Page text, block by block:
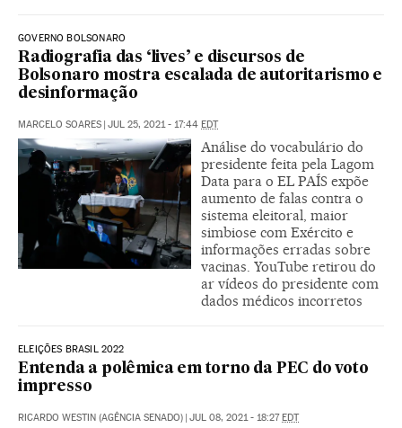
GOVERNO BOLSONARO
Radiografia das ‘lives’ e discursos de
Bolsonaro mostra escalada de autoritarismo e
desinformação
MARCELO SOARES JUL 25, 2021 - 17:44 EDT
Análise do vocabulário do
presidente feita pela Lagom
Data para o EL PAÍS expõe
aumento de falas contra o
sistema eleitoral, maior
simbiose com Exército e
informações erradas sobre
vacinas. YouTube retirou do
ar vídeos do presidente com
dados médicos incorretos
ELEIÇÕES BRASIL 2022
Entenda a polêmica em torno da PEC do voto
impresso
RICARDO WESTIN (AGÊNCIA SENADO) JUL 08, 2021 - 18:27 EDT